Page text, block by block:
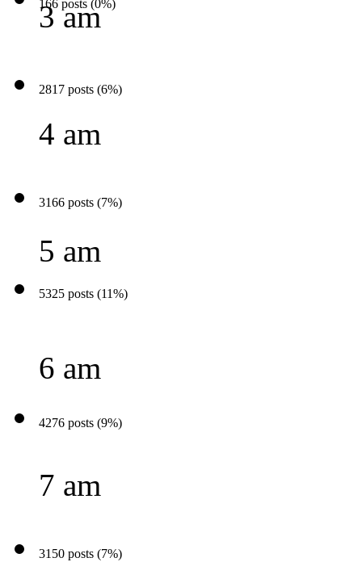
166 posts (0%)
3 am
2817 posts (6%)
4 am
3166 posts (7%)
5 am
5325 posts (11%)
6 am
4276 posts (9%)
7 am
3150 posts (7%)